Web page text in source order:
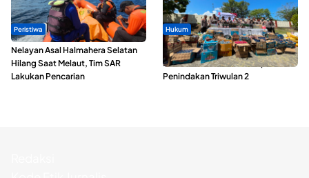
Peristiwa
Nelayan Asal Halmahera Selatan
Hilang Saat Melaut, Tim SAR
Lakukan Pencarian
Hukum
Polda Maluku Utara Musnahkan
Ribuan Liter Miras Hasil Operasi
Penindakan Triwulan 2